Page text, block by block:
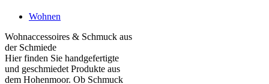
Wohnen
Wohnaccessoires & Schmuck aus
der Schmiede
Hier finden Sie handgefertigte
und geschmiedet Produkte aus
dem Hohenmoor. Ob Schmuck